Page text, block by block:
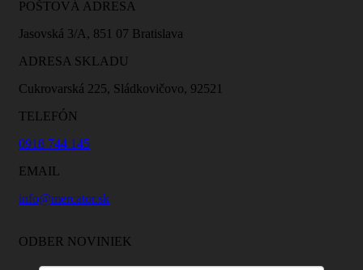
POŠTOVÁ ADRESA
Jasovská 3/A, 851 07 Bratislava
ADRESA SKLADU
Cukrovarská 225, Sládkovičovo, 92521
TELEFÓN
0918 744 145
EMAIL
info@mercator.sk
ODBER NOVINIEK